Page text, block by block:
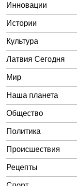
Инновации
Истории
Культура
Латвия Сегодня
Мир
Наша планета
Общество
Политика
Происшествия
Рецепты